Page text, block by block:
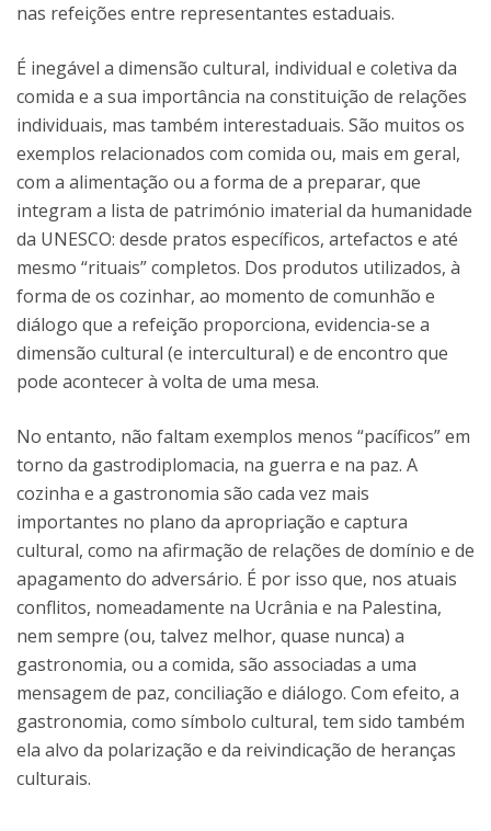
nas refeições entre representantes estaduais.
É inegável a dimensão cultural, individual e coletiva da
comida e a sua importância na constituição de relações
individuais, mas também interestaduais. São muitos os
exemplos relacionados com comida ou, mais em geral,
com a alimentação ou a forma de a preparar, que
integram a lista de património imaterial da humanidade
da UNESCO: desde pratos específicos, artefactos e até
mesmo “rituais” completos. Dos produtos utilizados, à
forma de os cozinhar, ao momento de comunhão e
diálogo que a refeição proporciona, evidencia-se a
dimensão cultural (e intercultural) e de encontro que
pode acontecer à volta de uma mesa.
No entanto, não faltam exemplos menos “pacíficos” em
torno da gastrodiplomacia, na guerra e na paz. A
cozinha e a gastronomia são cada vez mais
importantes no plano da apropriação e captura
cultural, como na afirmação de relações de domínio e de
apagamento do adversário. É por isso que, nos atuais
conflitos, nomeadamente na Ucrânia e na Palestina,
nem sempre (ou, talvez melhor, quase nunca) a
gastronomia, ou a comida, são associadas a uma
mensagem de paz, conciliação e diálogo. Com efeito, a
gastronomia, como símbolo cultural, tem sido também
ela alvo da polarização e da reivindicação de heranças
culturais.